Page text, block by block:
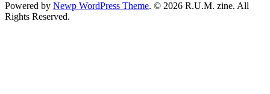
Powered by Newp WordPress Theme. © 2026 R.U.M. zine. All
Rights Reserved.